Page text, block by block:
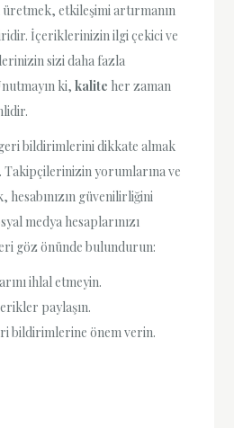
üretmek, etkileşimi artırmanın
İçeriklerinizin ilgi çekici ve
sizi daha fazla
ki,kalite her zaman
bildirimlerini dikkate almak
yorumlarına ve
hesabınızın güvenilirliğini
medya hesaplarınızı
göz önünde bulundurun:
ihlal etmeyin.
paylaşın.
bildirimlerine önem verin.